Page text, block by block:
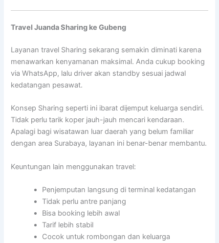
Travel Juanda Sharing ke Gubeng
Layanan travel Sharing sekarang semakin diminati karena
menawarkan kenyamanan maksimal. Anda cukup booking
via WhatsApp, lalu driver akan standby sesuai jadwal
kedatangan pesawat.
Konsep Sharing seperti ini ibarat dijemput keluarga sendiri.
Tidak perlu tarik koper jauh-jauh mencari kendaraan.
Apalagi bagi wisatawan luar daerah yang belum familiar
dengan area Surabaya, layanan ini benar-benar membantu.
Keuntungan lain menggunakan travel:
Penjemputan langsung di terminal kedatangan
Tidak perlu antre panjang
Bisa booking lebih awal
Tarif lebih stabil
Cocok untuk rombongan dan keluarga